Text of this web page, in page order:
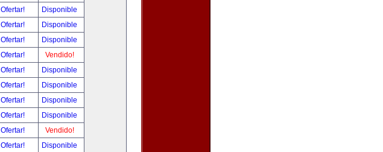
Ofertar!
Disponible
Ofertar!
Disponible
Ofertar!
Disponible
Ofertar!
Vendido!
Ofertar!
Disponible
Ofertar!
Disponible
Ofertar!
Disponible
Ofertar!
Disponible
Ofertar!
Vendido!
Ofertar! Disponible